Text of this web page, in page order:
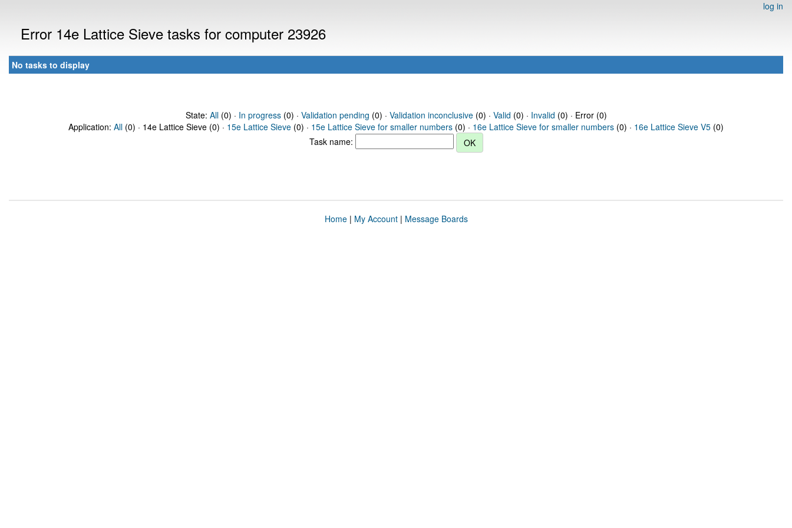
log in
Error 14e Lattice Sieve tasks for computer 23926
No tasks to display
State: All(0) · In progress(0) · Validation pending (0) · Validation inconclusive(0) · Valid (0) · Invalid (0) · Error (0)
Application: All (0) · 14e Lattice Sieve (0) · 15e Lattice Sieve (0) · 15e Lattice Sieve for smaller numbers (0) · 16e Lattice Sieve for smaller numbers (0) · 16e Lattice Sieve V5 (0)
Task name:
Home| My Account| Message Boards